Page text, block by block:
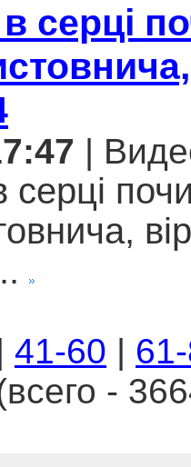
серці
|
серці
41-60 |
-